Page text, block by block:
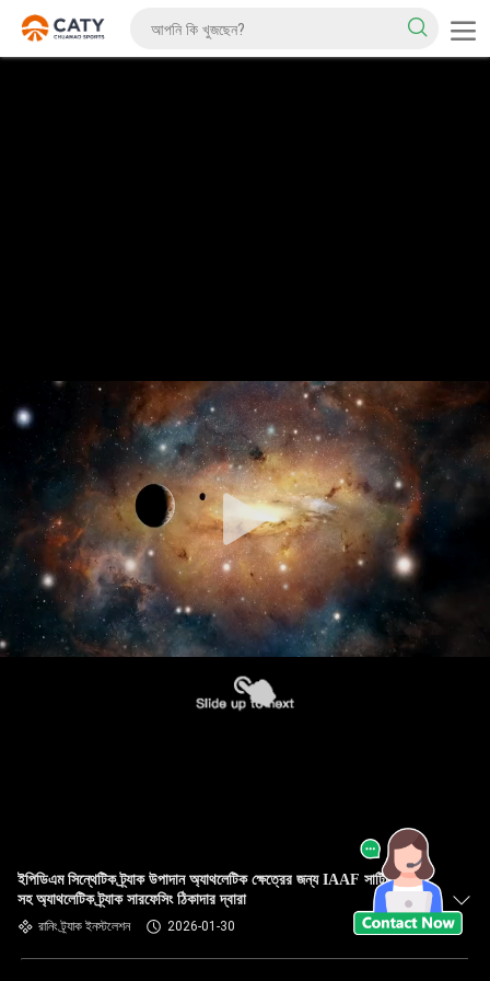
ইপিডিএম সিন্থেটিক ট্র্যাক উপাদান অ্যাথলেটিক ক্ষেত্রের জন্য IAAF সার্টিফিকেট
সহ অ্যাথলেটিক ট্র্যাক সারফেসিং ঠিকাদার দ্বারা
রানিং ট্র্যাক ইনস্টলেশন 2026-01-30